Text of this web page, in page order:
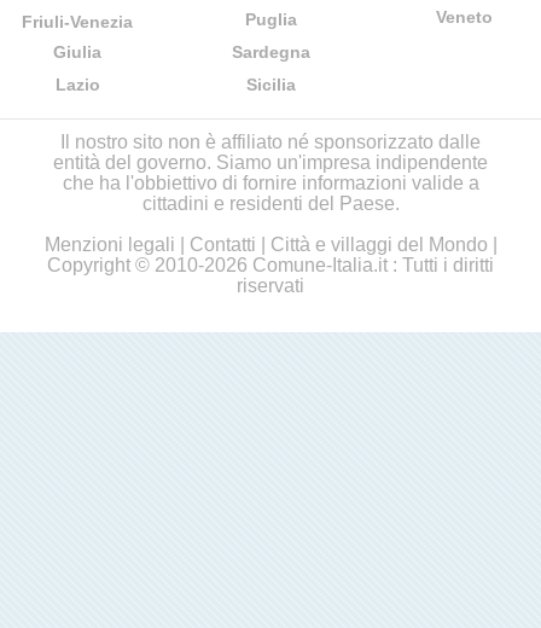
Friuli-Venezia
Giulia
Lazio
Puglia
Sardegna
Sicilia
Veneto
Il nostro sito non è affiliato né sponsorizzato dalle
entità del governo. Siamo un'impresa indipendente
che ha l'obbiettivo di fornire informazioni valide a
cittadini e residenti del Paese.
Menzioni legali
Contatti Città e villaggi del Mondo
Copyright © 2010-2026 Comune-Italia.it : Tutti i diritti
riservati